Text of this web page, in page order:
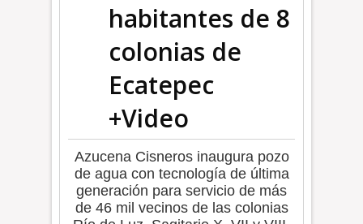
habitantes de 8
colonias de
Ecatepec
+Video
Azucena Cisneros inaugura pozo
de agua con tecnología de última
generación para servicio de más
de 46 mil vecinos de las colonias